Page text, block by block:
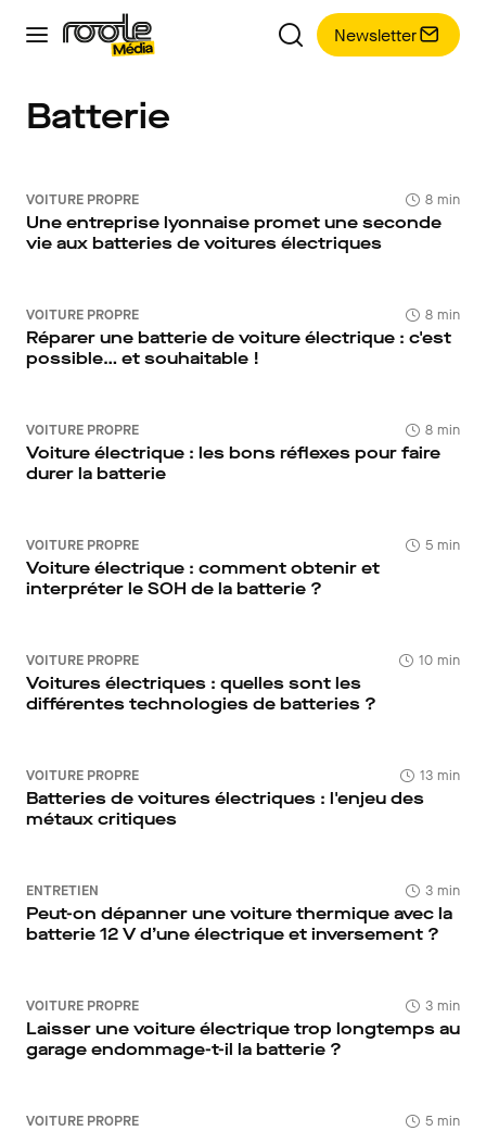
Newsletter
Batterie
VOITURE PROPRE 8 min
Une entreprise lyonnaise promet une seconde
vie aux batteries de voitures électriques
VOITURE PROPRE 8 min
Réparer une batterie de voiture électrique : c'est
possible… et souhaitable !
VOITURE PROPRE 8 min
Voiture électrique : les bons réflexes pour faire
durer la batterie
VOITURE PROPRE 5 min
Voiture électrique : comment obtenir et
interpréter le SOH de la batterie ?
VOITURE PROPRE 10 min
Voitures électriques : quelles sont les
différentes technologies de batteries ?
VOITURE PROPRE 13 min
Batteries de voitures électriques : l'enjeu des
métaux critiques
ENTRETIEN 3 min
Peut-on dépanner une voiture thermique avec la
batterie 12 V d’une électrique et inversement ?
VOITURE PROPRE 3 min
Laisser une voiture électrique trop longtemps au
garage endommage-t-il la batterie ?
VOITURE PROPRE 5 min